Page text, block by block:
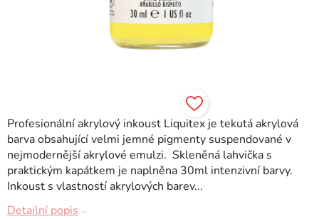
Profesionální akrylový inkoust Liquitex je tekutá akrylová
barva obsahující velmi jemné pigmenty suspendované v
nejmodernější akrylové emulzi. Skleněná lahvička s
praktickým kapátkem je naplněna 30ml intenzivní barvy.
Inkoust s vlastností akrylových barev...
Detailní popis